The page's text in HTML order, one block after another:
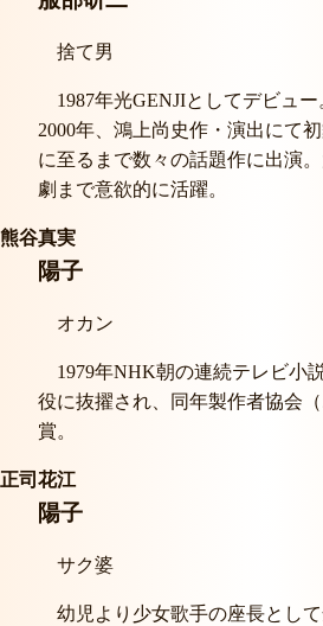
捨て男
1987年光GENJIとしてデビュ
2000年、鴻上尚史作・演出にて
に至るまで数々の話題作に出演
劇まで意欲的に活躍。
熊谷真実
陽子
オカン
1979年NHK朝の連続テレビ小
役に抜擢され、同年製作者協会
賞。
正司花江
陽子
サク婆
幼児より少女歌手の座長とし